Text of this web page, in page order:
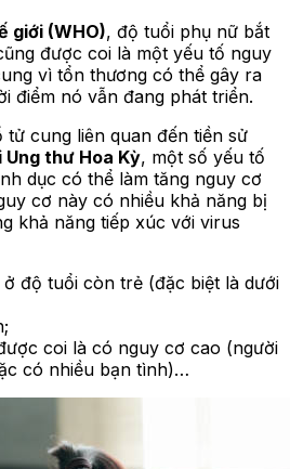
giới (WHO), độ tuổi phụ nữ bắt
được coi là một yếu tố nguy
vì tổn thương có thể gây ra
điểm nó vẫn đang phát triển.
cung liên quan đến tiền sử
Ung thư Hoa Kỳ, một số yếu tố
dục có thể làm tăng nguy cơ
cơ này có nhiều khả năng bị
khả năng tiếp xúc với virus
độ tuổi còn trẻ (đặc biệt là dưới
coi là có nguy cơ cao (người
có nhiều bạn tình)…